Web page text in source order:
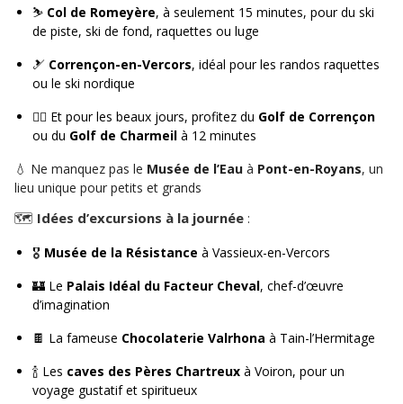
⛷️ Col de Romeyère, à seulement 15 minutes, pour du ski
de piste, ski de fond, raquettes ou luge
🎿 Corrençon-en-Vercors, idéal pour les randos raquettes
ou le ski nordique
🏌️‍♂️ Et pour les beaux jours, profitez du Golf de Corrençon
ou du Golf de Charmeil à 12 minutes
💧 Ne manquez pas le Musée de l’Eau à Pont-en-Royans, un
lieu unique pour petits et grands
🗺️ Idées d’excursions à la journée :
🎖️ Musée de la Résistance à Vassieux-en-Vercors
🏰 Le Palais Idéal du Facteur Cheval, chef-d’œuvre
d’imagination
🍫 La fameuse Chocolaterie Valrhona à Tain-l’Hermitage
🍾 Les caves des Pères Chartreux à Voiron, pour un
voyage gustatif et spiritueux